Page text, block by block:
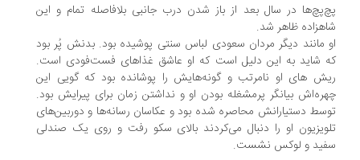
در سال بعد از باز شدن درب جانبی بلافاصله تمام و این
ظاهر شد.
مانند دیگر مردان سعودی لباس سنتی پوشیده بود. بدنش پُر بود
شاید به این دلیل است که او عاشق غذاهای فست‌فودی است.
های او نامرتب و گونه‌هایش را پوشانده بود که گویی این
بیانگر پرمشغله بودن او و نداشتن زمان برای پیرایش بود.
دستیارانش محاصره شده بود و عکاسان رسانه‌ها و دوربین‌های
او را دنبال می‌کردند بالای سکو رفت و روی یک صندلی
و لوکس نشست.